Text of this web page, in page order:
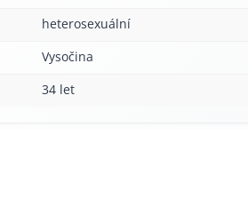
heterosexuální
Vysočina
34 let